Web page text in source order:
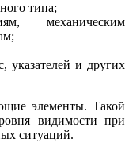
типа;
механическим
указателей и других
элементы. Такой
видимости при
ситуаций.